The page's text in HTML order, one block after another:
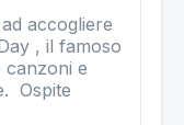
accogliere
, il famoso
e
Ospite